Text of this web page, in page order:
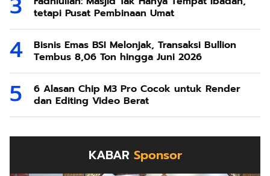
tetapi Pusat Pembinaan Umat
Bisnis Emas BSI Melonjak, Transaksi Bullion
Tembus 8,06 Ton hingga Juni 2026
6 Alasan Chip M3 Pro Cocok untuk Render
dan Editing Video Berat
KABAR Sponsor